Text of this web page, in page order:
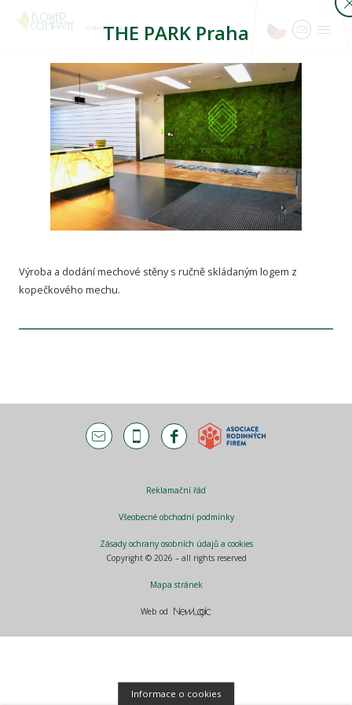
...rozkveteme vás
THE PARK Praha
Výroba a dodání mechové stěny s ručně skládaným logem z
kopečkového mechu.
Reklamační řád
Všeobecné obchodní podmínky
Zásady ochrany osobních údajů a cookies
Copyright © 2026 – all rights reserved
Mapa stránek
Web od